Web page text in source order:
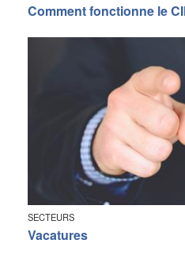
Comment fonctionne le
SECTEURS
Vacatures